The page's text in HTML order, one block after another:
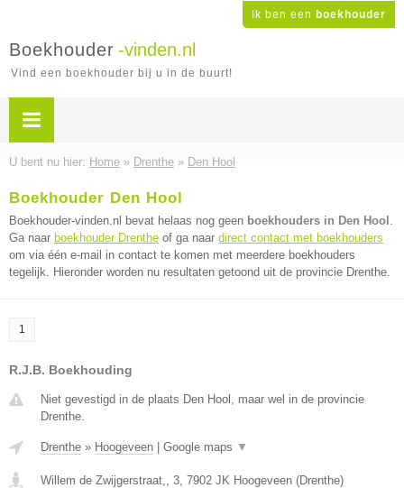
Ik ben een boekhouder
Boekhouder -vinden.nl
Vind een boekhouder bij u in de buurt!
U bent nu hier: Home » Drenthe » Den Hool
Boekhouder Den Hool
Boekhouder-vinden.nl bevat helaas nog geen boekhouders in Den Hool .
Ga naar boekhouder Drenthe of ga naar direct contact met boekhouders
om via één e-mail in contact te komen met meerdere boekhouders
tegelijk. Hieronder worden nu resultaten getoond uit de provincie Drenthe.
1
R.J.B. Boekhouding
Niet gevestigd in de plaats Den Hool, maar wel in de provincie
Drenthe.
Drenthe » Hoogeveen Google maps ▼
Willem de Zwijgerstraat,, 3, 7902 JK Hoogeveen (Drenthe)